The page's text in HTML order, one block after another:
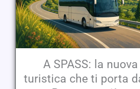
A SPASS: la
turistica che ti porta